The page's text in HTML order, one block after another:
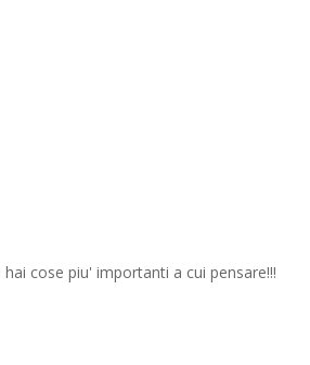
cose piu' importanti a cui pensare!!!